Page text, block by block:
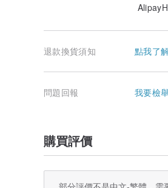
退款換貨須知 點我了
問題回報 我要檢
購買評價